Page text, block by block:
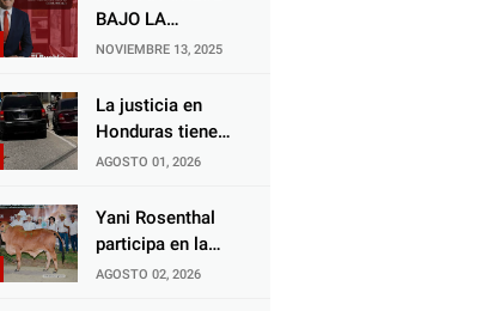
BAJO LA
ALCALDÍA DE RON
GESTOR ALIADO
DE LA
NOVIEMBRE 13, 2025
La justicia en
Honduras tiene
una deuda
animales, y
negarse a castigar
AGOSTO 01, 2026
Yani Rosenthal
participa en la
Feria Nacional
AGOSTO 02, 2026